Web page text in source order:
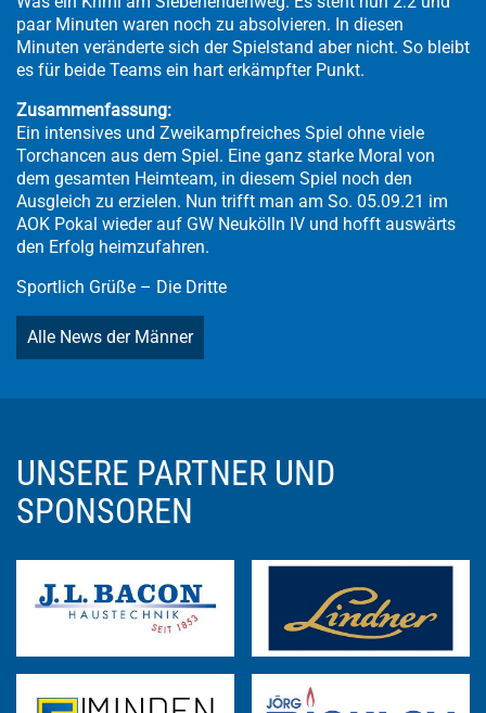
paar Minuten waren noch zu absolvieren. In diesen
Minuten veränderte sich der Spielstand aber nicht. So bleibt
es für beide Teams ein hart erkämpfter Punkt.
Zusammenfassung:
Ein intensives und Zweikampfreiches Spiel ohne viele
Torchancen aus dem Spiel. Eine ganz starke Moral von
dem gesamten Heimteam, in diesem Spiel noch den
Ausgleich zu erzielen. Nun trifft man am So. 05.09.21 im
AOK Pokal wieder auf GW Neukölln IV und hofft auswärts
den Erfolg heimzufahren.
Sportlich Grüße – Die Dritte
Alle News der Männer
UNSERE PARTNER UND
SPONSOREN